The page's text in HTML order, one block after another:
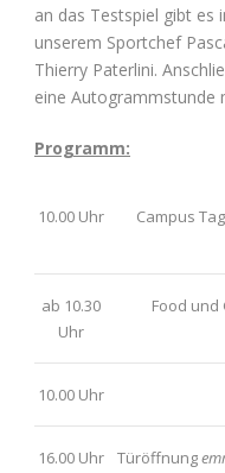
an das Testspiel gibt es
unserem Sportchef
Thierry Paterlini.
eine Autogrammstunde
Programm:
10.00 Uhr
Campus
ab 10.30
Uhr
Food und
10.00 Uhr
16.00 Uhr Türöffnung